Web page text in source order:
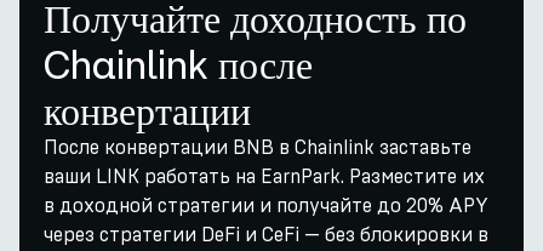
Получайте доходность по
Chainlink после
конвертации
После конвертации BNB в Chainlink заставьте
ваши LINK работать на EarnPark. Разместите их
в доходной стратегии и получайте до 20% APY
через стратегии DeFi и CeFi — без блокировки в